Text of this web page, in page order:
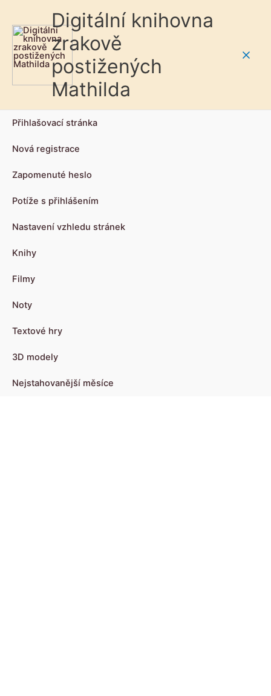
Digitální knihovna
zrakově
postižených
Mathilda
Přihlašovací stránka
Nová registrace
Zapomenuté heslo
Potíže s přihlášením
Nastavení vzhledu stránek
Knihy
Filmy
Noty
Textové hry
3D modely
Nejstahovanější měsíce